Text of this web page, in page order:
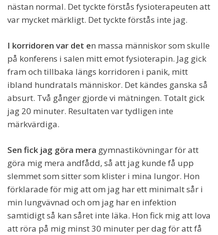
nästan normal. Det tyckte förstås fysioterapeuten att
var mycket märkligt. Det tyckte förstås inte jag.
I korridoren var det en massa människor som skulle
på konferens i salen mitt emot fysioterapin. Jag gick
fram och tillbaka längs korridoren i panik, mitt
ibland hundratals människor. Det kändes ganska så
absurt. Två gånger gjorde vi mätningen. Totalt gick
jag 20 minuter. Resultaten var tydligen inte
märkvärdiga.
Sen fick jag göra mera gymnastikövningar för att
göra mig mera andfådd, så att jag kunde få upp
slemmet som sitter som klister i mina lungor. Hon
förklarade för mig att om jag har ett minimalt sår i
min lungvävnad och om jag har en infektion
samtidigt så kan såret inte läka. Hon fick mig att lova
att röra på mig minst 30 minuter per dag för att få